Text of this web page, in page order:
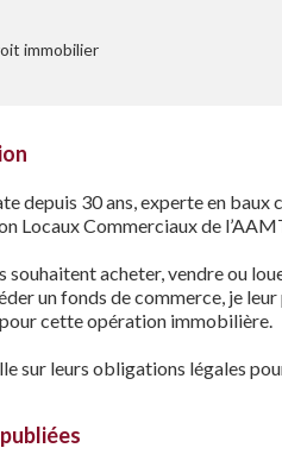
immobilier
depuis 30 ans, experte en
Locaux Commerciaux de
souhaitent acheter, vendre ou
un fonds de commerce, je
cette opération immobilière.
sur leurs obligations légales